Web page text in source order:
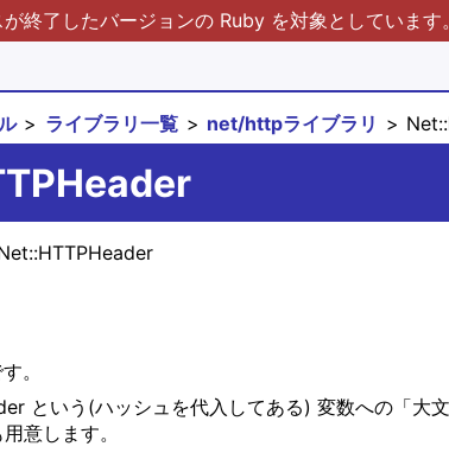
終了したバージョンの Ruby を対象としています
ライブラリ一覧 net/httpライブラリ
。
という(ハッシュを代入してある) 変数への「大
意します。